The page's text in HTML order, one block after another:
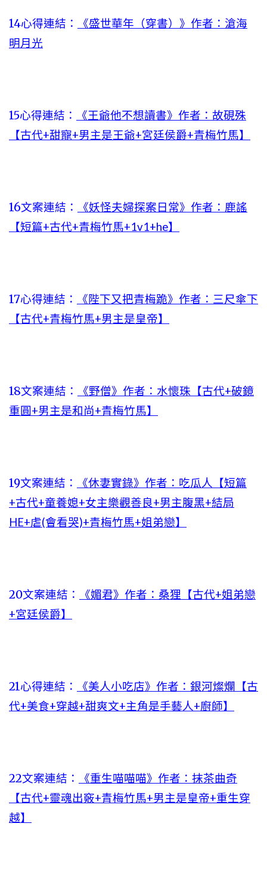
14心得連結：
《盛世華年（穿書）》作者：滄海
明月光
15心得連結：
《王爺他不想讀書》作者：故硯殊
【古代+甜寵+男主是王爺+宮廷侯爵+青梅竹馬】
16文案連結：
《妖怪夫婦探案日常》作者：鹿謠
【短篇+古代+青梅竹馬+1v1+he】
17心得連結：
《陛下又把青梅跪》作者：三尺傘下
【古代+青梅竹馬+男主是皇帝】
18文案連結：
《野僧》作者：水懷珠【古代+破鏡
重圓+男主是和尚+青梅竹馬】
19文案連結：
《休妻實錄》作者：吃瓜人【短篇
+古代+童養媳+女主樂觀善良+男主腹黑+結局
HE+虐(會看哭)+青梅竹馬+姐弟戀】
20文案連結：
《媚君》作者：桑狸【古代+姐弟戀
+宮廷侯爵】
21心得連結：
《美人小吃店》作者：銀河燦爛【古
代+美食+穿越+甜爽文+主角是手藝人+廚師】
22文案連結：
《重生喵喵喵》作者：抹茶曲奇
【古代+靈魂出竅+青梅竹馬+男主是皇帝+重生穿
越】